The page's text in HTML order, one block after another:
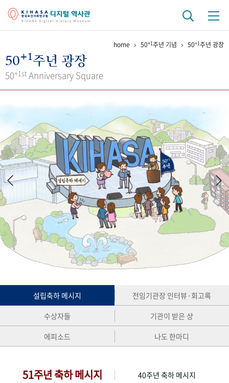
걸어온 길 기관 변천사
키워드로 보는 연구 역사
연구자들
간행물 변천사
기록물 아카이브
사진 아카이브 문서 기록물 행정박물 영상 기록물
50+1 주년 기념
성과 50선 숫자로 보는 50년 50
주년 광장
세계와 함께 한 KIHASA
VR 역사관
home 50+1주년 기념 50+1주년 광장
50+1주년 광장
50+1st Anniversary Square
설립축하 메시지
전임기관장 인터뷰·회고록
수상자들
기관이 받은 상
에피소드
나도 한마디
51주년 축하 메시지 40주년 축하 메시지